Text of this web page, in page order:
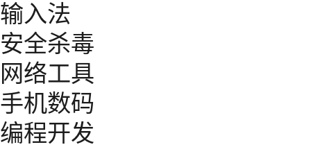
输入法
安全杀毒
网络工具
手机数码
编程开发